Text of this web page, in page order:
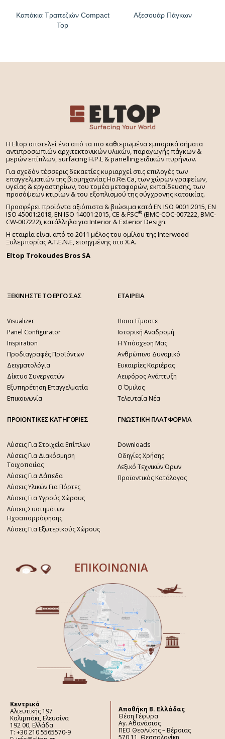
Καπάκια Τραπεζιών Compact
Top
Αξεσουάρ Πάγκων
H Eltop αποτελεί ένα από τα πιο καθιερωμένα εμπορικά σήματα
αντιπροσωπιών αρχιτεκτονικών υλικών, παραγωγής πάγκων &
μερών επίπλων, surfacing H.P.L & panelling ειδικών πυρήνων.
Για σχεδόν τέσσερις δεκαετίες κυριαρχεί στις επιλογές των
επαγγελματιών της βιομηχανίας Ho.Re.Ca, των χώρων γραφείων,
υγείας & εργαστηρίων, του τομέα μεταφορών, εκπαίδευσης, των
προσόψεων κτιρίων & του εξοπλισμού της σύγχρονης κατοικίας.
Προσφέρει προϊόντα αξιόπιστα & βιώσιμα κατά EN ISO 9001:2015, EN
ISO 45001:2018, EN ISO 14001:2015,CE & FSC® (BMC-COC-007222, BMC-
CW-007222), κατάλληλα για Interior & Exterior Design.
Η εταιρία είναι από το 2011 μέλος του ομίλου της Interwood
Ξυλεμπορίας Α.Τ.Ε.Ν.Ε, εισηγμένης στο Χ.A.
Eltop Trokoudes Bros SA
ΞΕΚΙΝΗΣΤΕ ΤΟ ΕΡΓΟ ΣΑΣ
Visualizer
Panel Configurator
Inspiration
Προδιαγραφές Προϊόντων
Δειγματολόγια
Δίκτυο Συνεργατών
Εξυπηρέτηση Επαγγελματία
Επικοινωνία
ΕΤΑΙΡΕΙΑ
Ποιοι Είμαστε
Ιστορική Αναδρομή
Η Υπόσχεση Μας
Ανθρώπινο Δυναμικό
Ευκαιρίες Καριέρας
Αειφόρος Ανάπτυξη
Ο Όμιλος
Τελευταία Νέα
ΠΡΟΙΟΝΤΙΚΕΣ ΚΑΤΗΓΟΡΙΕΣ
Λύσεις Για Στοιχεία Επίπλων
Λύσεις Για Διακόσμηση
Τοιχοποιίας
Λύσεις Για Δάπεδα
Λύσεις Υλικών Για Πόρτες
Λύσεις Για Υγρούς Χώρους
Λύσεις Συστημάτων
Ηχοαπορρόφησης
Λύσεις Για Εξωτερικούς Χώρους
ΓΝΩΣΤΙΚΗ ΠΛΑΤΦΟΡΜΑ
Downloads
Οδηγίες Χρήσης
Λεξικό Τεχνικών Όρων
Προϊοντικός Κατάλογος
ΕΠΙΚΟΙΝΩΝΙΑ
Κεντρικό
Αλιευτικής 197
Καλιμπάκι, Ελευσίνα
192 00, Ελλάδα
Τ: +30 210 5565570-9
Aποθήκη Β. Ελλάδας
Θέση Γέφυρα
Αγ. Αθανάσιος
ΠΕΟ Θεσ/νίκης – Βέροιας
570 11, Θεσσαλονίκη